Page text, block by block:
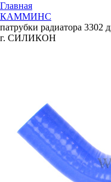
Главная
КАММИНС
патрубки радиатора
г. СИЛИКОН